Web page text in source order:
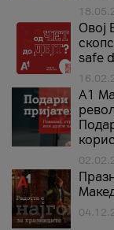
Овој
safe
А1